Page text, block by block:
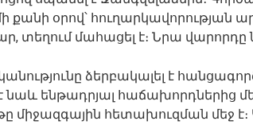
քանի օրով՝ հուղարկավորության
տեղում մահացել է։ Նրա վարորդը
ձերբակալել է
նաև ենթադրյալ հաճախորդներից
միջազգային հետախուզման մեջ է։